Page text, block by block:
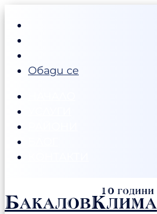
Обади се
БакаловКлима